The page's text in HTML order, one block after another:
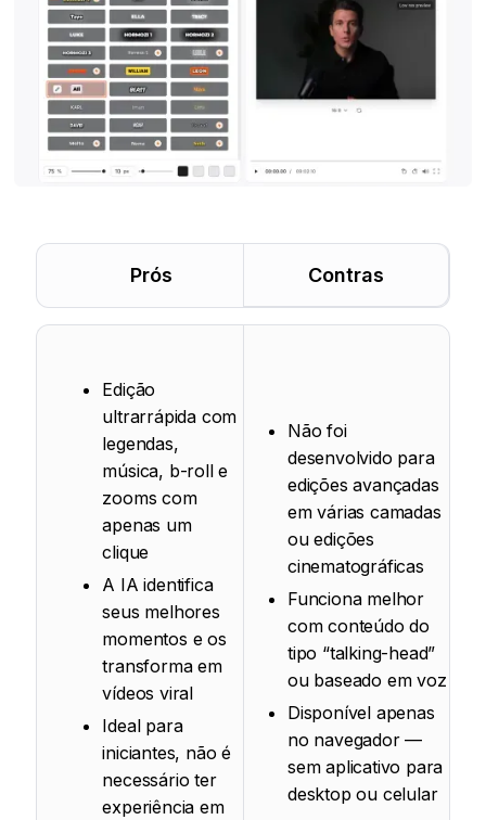
Prós Contras
Edição
ultrarrápida com
legendas,
música, b-roll e
zooms com
apenas um
clique
A IA identifica
seus melhores
momentos e os
transforma em
vídeos viral
Ideal para
iniciantes, não é
necessário ter
experiência em
Não foi
desenvolvido para
edições avançadas
em várias camadas
ou edições
cinematográficas
Funciona melhor
com conteúdo do
tipo “talking-head”
ou baseado em voz
Disponível apenas
no navegador —
sem aplicativo para
desktop ou celular